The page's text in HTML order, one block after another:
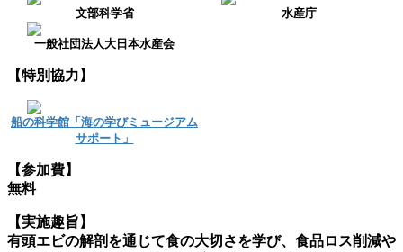
文部科学省 水産庁
一般社団法人大日本水産会
【特別協力】
船の科学館「海の学びミュージアム
サポート」
【参加費】
無料
【実施趣旨】
有頭エビの解剖を通じて食の大切さを学び、食品ロス削減や